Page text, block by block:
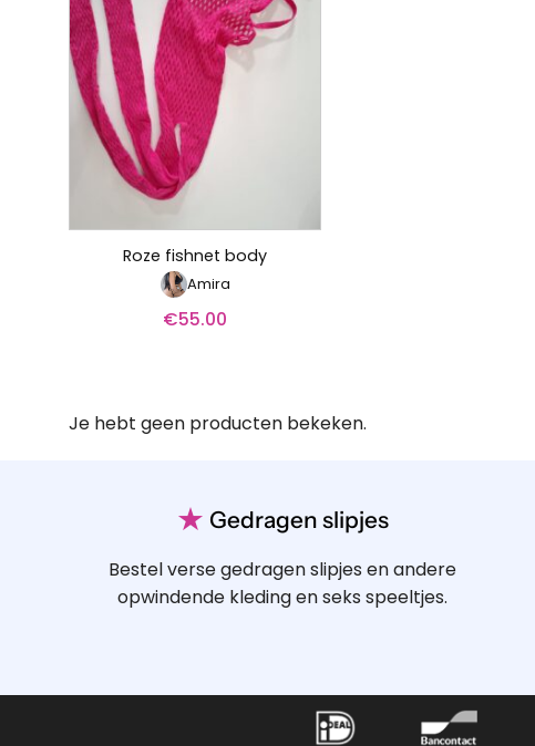
Roze fishnet body
Amira
€55.00
Je hebt geen producten bekeken.
★ Gedragen slipjes
Bestel verse gedragen slipjes en andere
opwindende kleding en seks speeltjes.